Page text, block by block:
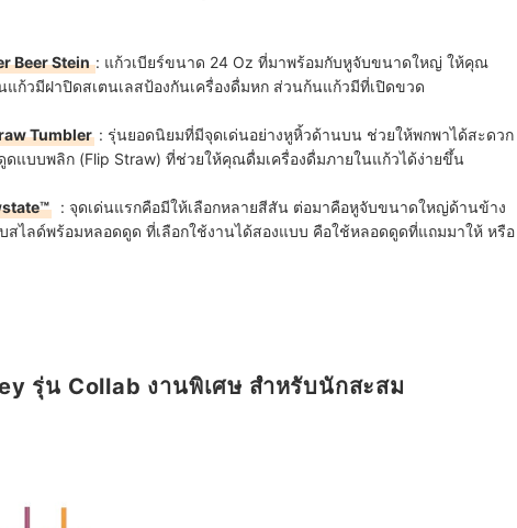
Beer Stein: แก้วเบียร์ขนาด 24 Oz ที่มาพร้อมกับหูจับขนาดใหญ่ ให้คุณ
แก้วมีฝาปิดสเตนเลสป้องกันเครื่องดื่มหก ส่วนก้นแก้วมีที่เปิดขวด
Tumbler : รุ่นยอดนิยมที่มีจุดเด่นอย่างหูหิ้วด้านบน ช่วยให้พกพาได้สะดวก
ดแบบพลิก (Flip Straw) ที่ช่วยให้คุณดื่มเครื่องดื่มภายในแก้วได้ง่ายขึ้น
: จุดเด่นแรกคือมีให้เลือกหลายสีสัน ต่อมาคือหูจับขนาดใหญ่ด้านข้าง
สไลด์พร้อมหลอดดูด ที่เลือกใช้งานได้สองแบบ คือใช้หลอดดูดที่แถมมาให้ หรือ
รุ่น Collab งานพิเศษ สำหรับนักสะสม